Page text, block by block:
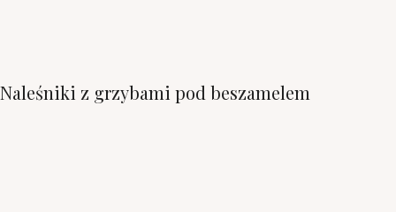
Naleśniki z grzybami pod beszamelem